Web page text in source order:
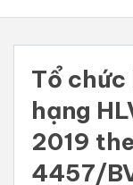
Tổ
hạng
2019
4457/